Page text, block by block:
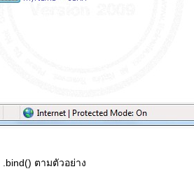
ตามตัวอย่าง